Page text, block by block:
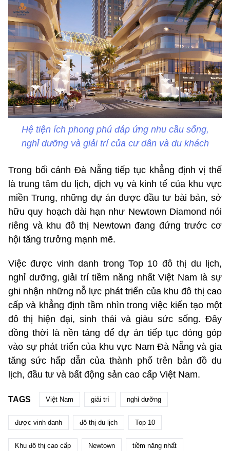
Hệ tiện ích phong phú đáp ứng nhu cầu sống,
nghỉ dưỡng và giải trí của cư dân và du khách
Trong bối cảnh Đà Nẵng tiếp tục khẳng định vị thế
là trung tâm du lịch, dịch vụ và kinh tế của khu vực
miền Trung, những dự án được đầu tư bài bản, sở
hữu quy hoạch dài hạn như Newtown Diamond nói
riêng và khu đô thị Newtown đang đứng trước cơ
hội tăng trưởng mạnh mẽ.
Việc được vinh danh trong Top 10 đô thị du lịch,
nghỉ dưỡng, giải trí tiềm năng nhất Việt Nam là sự
ghi nhận những nỗ lực phát triển của khu đô thị cao
cấp và khẳng định tầm nhìn trong việc kiến tạo một
đô thị hiện đại, sinh thái và giàu sức sống. Đây
đồng thời là nền tảng để dự án tiếp tục đóng góp
vào sự phát triển của khu vực Nam Đà Nẵng và gia
tăng sức hấp dẫn của thành phố trên bản đồ du
lịch, đầu tư và bất động sản cao cấp Việt Nam.
TAGS Việt Nam giải trí nghỉ dưỡng
được vinh danh đô thị du lịch Top 10
Khu đô thị cao cấp Newtown tiềm năng nhất